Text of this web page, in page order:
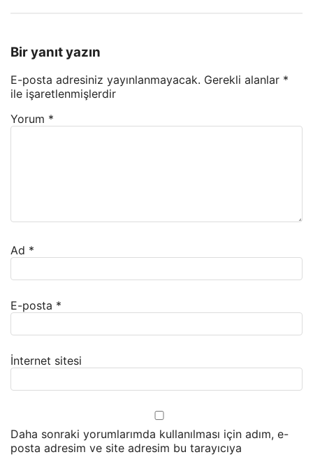
Bir yanıt yazın
E-posta adresiniz yayınlanmayacak. Gerekli alanlar *
ile işaretlenmişlerdir
Yorum *
Ad *
E-posta *
İnternet sitesi
Daha sonraki yorumlarımda kullanılması için adım, e-
posta adresim ve site adresim bu tarayıcıya